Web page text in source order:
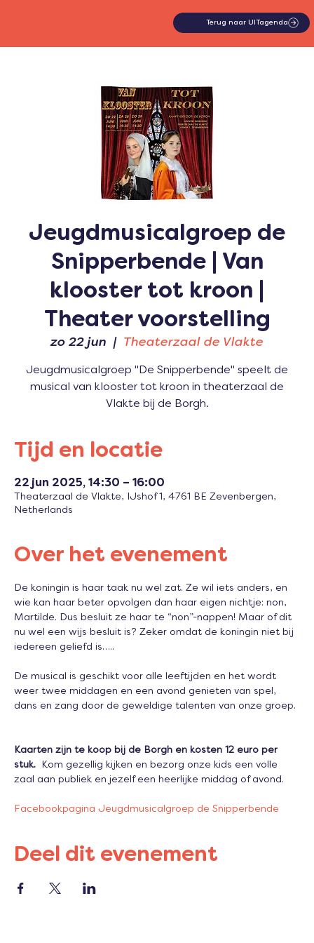
Terug naar UITagenda
Jeugdmusicalgroep de
Snipperbende | Van
klooster tot kroon |
Theater voorstelling
zo 22 jun
  |
Theaterzaal de Vlakte
Jeugdmusicalgroep "De Snipperbende" speelt de
musical van klooster tot kroon in theaterzaal de
Vlakte bij de Borgh.
Tijd en locatie
22 jun 2025, 14:30 – 16:00
Theaterzaal de Vlakte, IJshof 1, 4761 BE Zevenbergen,
Netherlands
Over het evenement
De koningin is haar taak nu wel zat. Ze wil iets anders, en
wie kan haar beter opvolgen dan haar eigen nichtje: non,
Martilde. Dus besluit ze haar te “non”-nappen! Maar of dit
nu wel een wijs besluit is? Zeker omdat de koningin niet bij
iedereen geliefd is…..
De musical is geschikt voor alle leeftijden en het wordt
weer twee middagen en een avond genieten van spel,
dans en zang door de geweldige talenten van onze groep.
Kaarten zijn te koop bij de Borgh en kosten 12 euro per
stuk.
  Kom gezellig kijken en bezorg onze kids een volle
zaal aan publiek en jezelf een heerlijke middag of avond.
Facebookpagina Jeugdmusicalgroep de Snipperbende
Deel dit evenement